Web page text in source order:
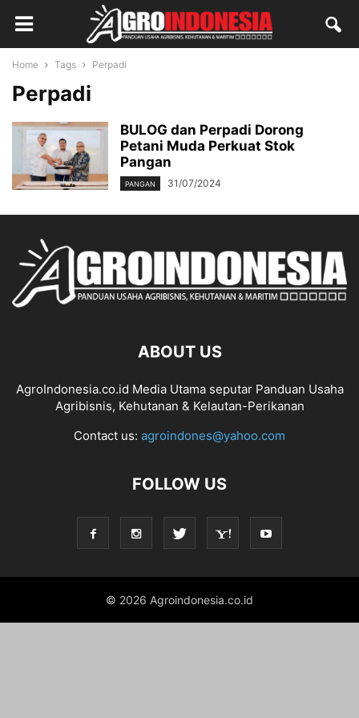
Home Tags Perpadi
Perpadi
BULOG dan Perpadi Dorong
Petani Muda Perkuat Stok
Pangan
PANGAN 31/07/2024
ABOUT US
AgroIndonesia.co.id Media Utama seputar Panduan Usaha
Agribisnis, Kehutanan & Kelautan-Perikanan
Contact us: agroindones@yahoo.com
FOLLOW US
© 2026 Agroindonesia.co.id